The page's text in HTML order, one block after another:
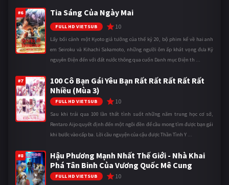
#6 Tia Sáng Của Ngày Mai
FULL HD VIETSUB 10
Lấy bối cảnh một Kyoto giả tưởng của thế kỷ 20, bộ phim kể về hai anh
em Seiroku và Kihachi Sakamoto, những người ôm ấp khát vọng đưa Kỷ
nguyên Điện đến với đất nước thông qua cuốn Danh mục Điện th ...
#7
100 Cô Bạn Gái Yêu Bạn Rất Rất Rất Rất Rất
Nhiều (Mùa 3)
FULL HD VIETSUB 10
Sau khi trải qua 100 lần thất tình suốt những năm trung học cơ sở,
Rentaro Aijo quyết định đến một ngôi đền để cầu mong tìm được bạn gái
khi bước vào cấp ba. Lời cầu nguyện của cậu được Thần Tình Y ...
#8
Hậu Phương Mạnh Nhất Thế Giới - Nhà Khai
Phá Tân Binh Của Vương Quốc Mê Cung
FULL HD VIETSUB 10